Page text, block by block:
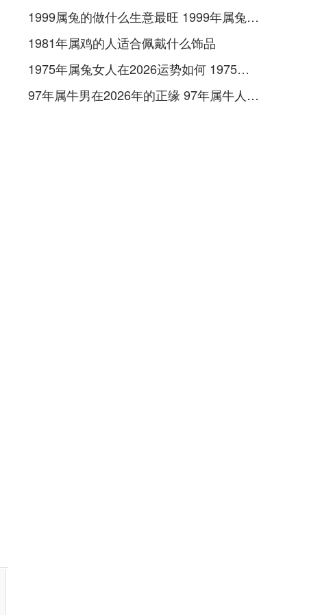
1999属兔的做什么生意最旺 1999年属兔女适合做什么专业
1981年属鸡的人适合佩戴什么饰品
1975年属兔女人在2026运势如何 1975年属兔女佩戴什么好
97年属牛男在2026年的正缘 97年属牛人在2026年的正缘